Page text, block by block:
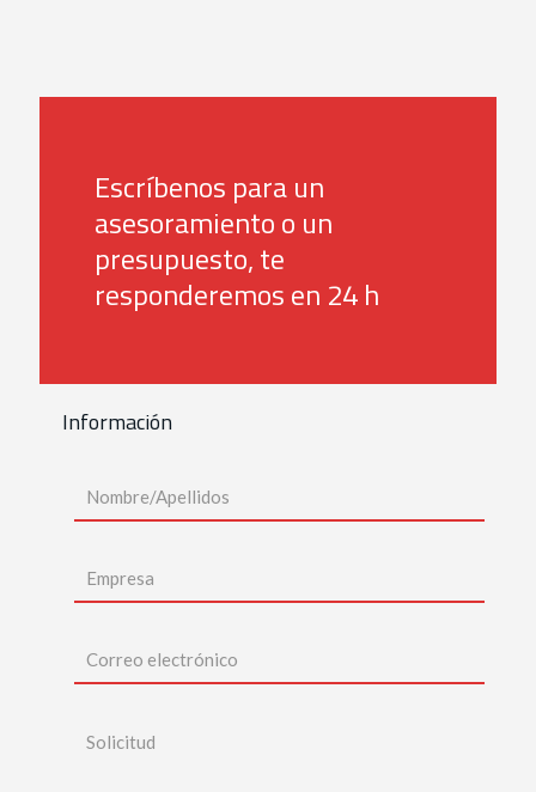
Escríbenos para un
asesoramiento o un
presupuesto, te
responderemos en 24 h
Información